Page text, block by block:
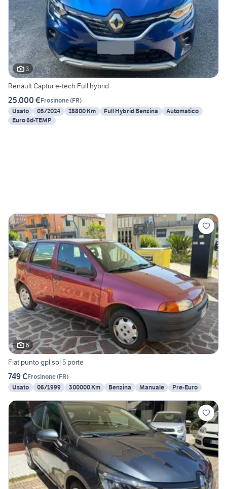
3
Renault Captur e-tech Full hybrid
25.000 €Frosinone(FR)
Usato
05/2024 28800 Km Full Hybrid Benzina
Automatico
Euro 6d-TEMP
6
Fiat punto gpl sol 5 porte
749 €Frosinone(FR)
Usato
06/1999 300000 Km Benzina Manuale Pre-Euro